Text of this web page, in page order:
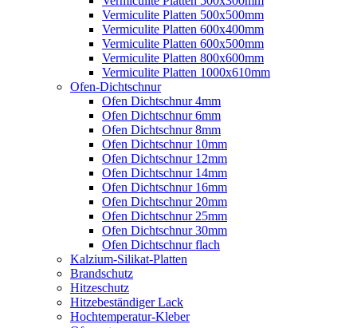
Vermiculite Platten 500x500mm
Vermiculite Platten 600x400mm
Vermiculite Platten 600x500mm
Vermiculite Platten 800x600mm
Vermiculite Platten 1000x610mm
Ofen-Dichtschnur
Ofen Dichtschnur 4mm
Ofen Dichtschnur 6mm
Ofen Dichtschnur 8mm
Ofen Dichtschnur 10mm
Ofen Dichtschnur 12mm
Ofen Dichtschnur 14mm
Ofen Dichtschnur 16mm
Ofen Dichtschnur 20mm
Ofen Dichtschnur 25mm
Ofen Dichtschnur 30mm
Ofen Dichtschnur flach
Kalzium-Silikat-Platten
Brandschutz
Hitzeschutz
Hitzebeständiger Lack
Hochtemperatur-Kleber